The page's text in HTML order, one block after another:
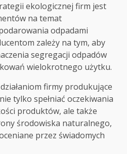
ekologicznej firm jest
na temat
odpadami
zależy na tym, aby
segregacji odpadów
wielokrotnego użytku.
firmy produkujące
tylko spełniać oczekiwania
produktów, ale także
środowiska naturalnego,
przez świadomych